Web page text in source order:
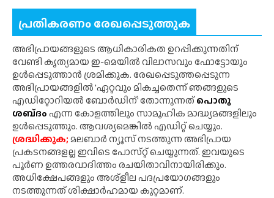
പ്രതികരണം രേഖപ്പെടുത്തുക
അഭിപ്രായങ്ങളുടെ ആധികാരികത ഉറപ്പിക്കുന്നതിന്
വേണ്ടി കൃത്യമായ ഇ-മെയിൽ വിലാസവും ഫോട്ടോയും
ഉൾപ്പെടുത്താൻ ശ്രമിക്കുക. രേഖപ്പെടുത്തപ്പെടുന്ന
അഭിപ്രായങ്ങളിൽ 'ഏറ്റവും മികച്ചതെന്ന് ഞങ്ങളുടെ
എഡിറ്റോറിയൽ ബോർഡിന്' തോന്നുന്നത്പൊതു
ശബ്‌ദംഎന്ന കോളത്തിലും സാമൂഹിക മാദ്ധ്യമങ്ങളിലും
ഉൾപ്പെടുത്തും. ആവശ്യമെങ്കിൽ എഡിറ്റ് ചെയ്യും.
ശ്രദ്ധിക്കുക;മലബാർ ന്യൂസ് നടത്തുന്ന അഭിപ്രായ
പ്രകടനങ്ങളല്ല ഇവിടെ പോസ്‌റ്റ് ചെയ്യുന്നത്. ഇവയുടെ
പൂർണ ഉത്തരവാദിത്തം രചയിതാവിനായിരിക്കും.
അധിക്ഷേപങ്ങളും അശ്‌ളീല പദപ്രയോഗങ്ങളും
നടത്തുന്നത് ശിക്ഷാർഹമായ കുറ്റമാണ്.